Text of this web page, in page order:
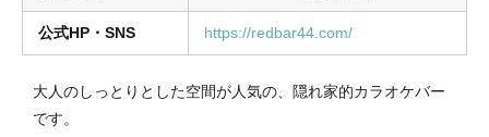
公式HP・SNS https://redbar44.com/
大人のしっとりとした空間が人気の、隠れ家的カラオケバー
です。